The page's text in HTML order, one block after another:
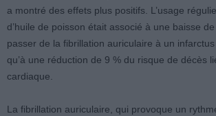
a montré des effets plus positifs. L’usage
d’huile de poisson était associé à une baisse
passer de la fibrillation auriculaire à un
qu’à une réduction de 9 % du risque de décès
cardiaque.
La fibrillation auriculaire, qui provoque un